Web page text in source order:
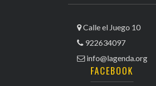
Calle el Juego 10
922634097
info@lagenda.org
FACEBOOK